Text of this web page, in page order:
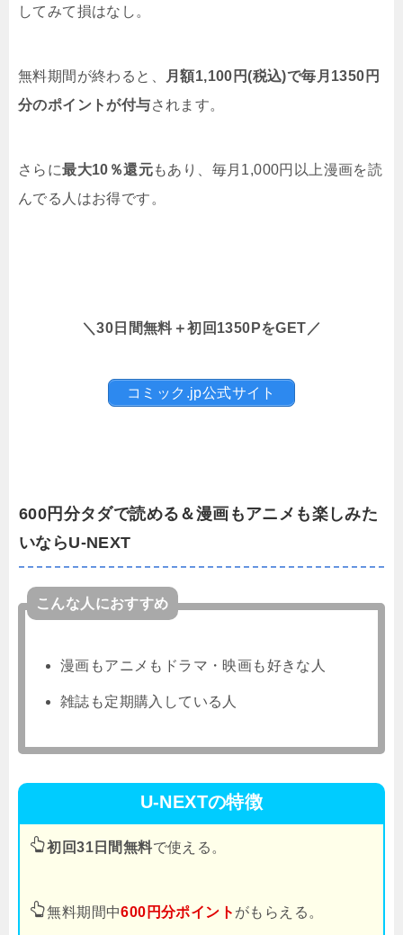
してみて損はなし。
無料期間が終わると、
月額1,100円(税込)で毎月1350円
分のポイントが付与されます。
さらに最大10％還元もあり、毎月1,000円以上漫画を読
んでる人はお得です。
＼30日間無料＋初回1350PをGET／
コミック.jp公式サイト
600円分タダで読める＆漫画もアニメも楽しみた
いならU-NEXT
こんな人におすすめ
漫画もアニメもドラマ・映画も好きな人
雑誌も定期購入している人
U-NEXTの特徴
初回31日間無料で使える。
無料期間中600円分ポイント がもらえる。